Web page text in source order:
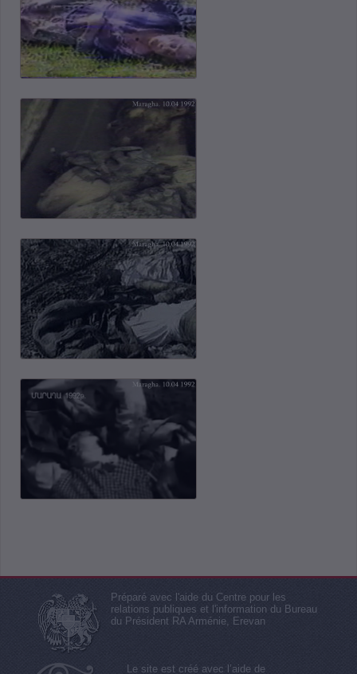
Préparé avec l'aide du Centre pour les
relations publiques et l'information du Bureau
du Président RA Arménie, Erevan
Le site est créé avec l’aide de